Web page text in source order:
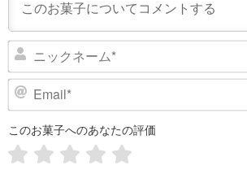
このお菓子へのあなたの評価